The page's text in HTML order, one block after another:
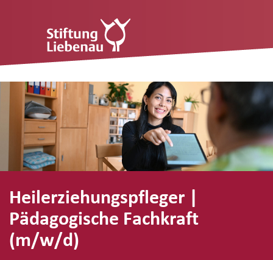
Heilerziehungspfleger |
Pädagogische Fachkraft
(m/w/d)